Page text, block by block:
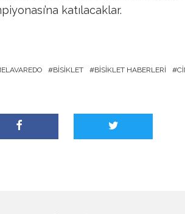
katılacaklar.
BISIKLET BISIKLET HABERLERI